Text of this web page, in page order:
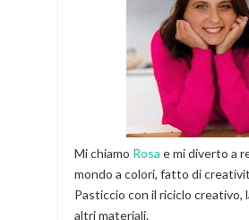
Mi chiamo Rosa e mi diverto a
mondo a colori, fatto di
Pasticcio con il riciclo creativo,
altri materiali.